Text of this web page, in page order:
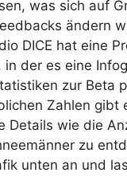
was sich auf
ändern
DICE hat eine
der es eine
zur Beta
Zahlen gibt
Details wie die
zu
unten an und